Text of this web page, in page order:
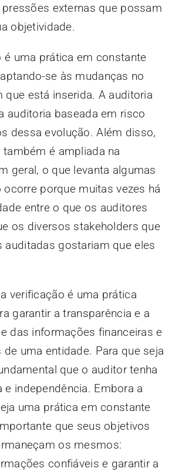
externas que possam
objetividade.
é uma prática em constante
se às mudanças no
que está inserida. A auditoria
auditoria baseada em risco
dessa evolução. Além disso,
também é ampliada na
geral, o que levanta algumas
porque muitas vezes há
entre o que os auditores
os diversos stakeholders que
auditadas gostariam que eles
verificação é uma prática
garantir a transparência e a
das informações financeiras e
uma entidade. Para que seja
que o auditor tenha
e independência. Embora a
uma prática em constante
que seus objetivos
os mesmos:
confiáveis e garantir a